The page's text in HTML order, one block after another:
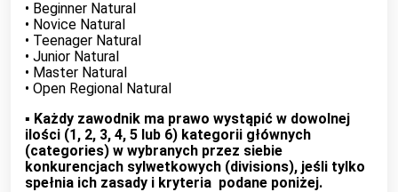
• Beginner Natural
• Novice Natural
• Teenager Natural
• Junior Natural
• Master Natural
• Open Regional Natural
▪︎ Każdy zawodnik ma prawo wystąpić w dowolnej
ilości (1, 2, 3, 4, 5 lub 6) kategorii głównych
(categories) w wybranych przez siebie
konkurencjach sylwetkowych (divisions), jeśli tylko
spełnia ich zasady i kryteria podane poniżej.